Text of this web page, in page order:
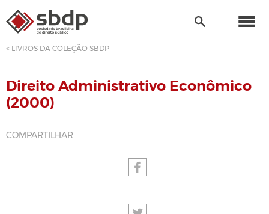
< LIVROS DA COLEÇÃO SBDP
Direito Administrativo Econômico
(2000)
COMPARTILHAR